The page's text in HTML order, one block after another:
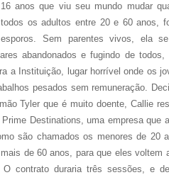
anos que viu seu mundo mudar
os adultos entre 20 e 60 anos,
Sem parentes vivos, ela
abandonados e fugindo de todos,
a Instituição, lugar horrível onde os
pesados sem remuneração.
Tyler que é muito doente, Callie
Destinations, uma empresa que
são chamados os menores de 20
de 60 anos, para que eles voltem
contrato duraria três sessões, e